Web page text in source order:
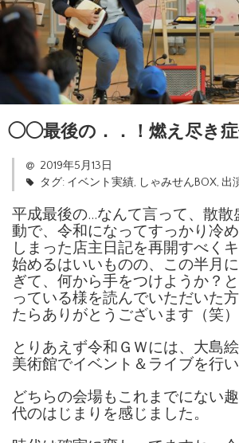
◯◯最後の．．！燃え尽き
2019年5月13日
タグ: イベント実績, しゃみせんBOX, 出
平成最後の…なんて言って、散散
動で、令和になってすっかり冷め
しまった店主日記を再開すべく
始めるはいいものの、この半月
ぎて、何から手をつけようか？
っている様を読んでいただいた
たらありがとうございます（笑）
とりあえず令和ＧＷには、大島
美術館でイベント＆ライブを行い
どちらの会場もこれまでにない
代のはじまりを感じました。